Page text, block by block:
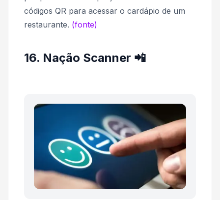
códigos QR para acessar o cardápio de um
restaurante. (fonte)
16. Nação Scanner 📲